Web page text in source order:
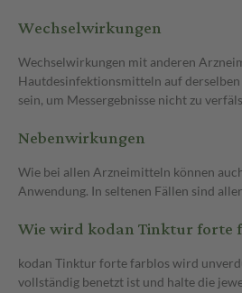
Wechselwirkungen
Wechselwirkungen mit anderen
Hautdesinfektionsmitteln auf
sein, um Messergebnisse nicht zu
Nebenwirkungen
Wie bei allen Arzneimitteln können
Anwendung. In seltenen Fällen sind
Wie wird kodan Tinktur forte
kodan Tinktur forte farblos wird
vollständig benetzt ist und halte die